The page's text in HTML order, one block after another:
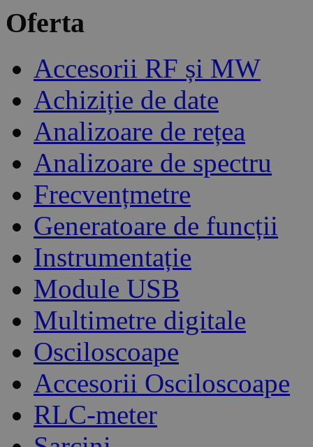
Oferta
Accesorii RF și MW
Achiziție de date
Analizoare de rețea
Analizoare de spectru
Frecvențmetre
Generatoare de funcții
Instrumentație
Module USB
Multimetre digitale
Osciloscoape
Accesorii Osciloscoape
RLC-meter